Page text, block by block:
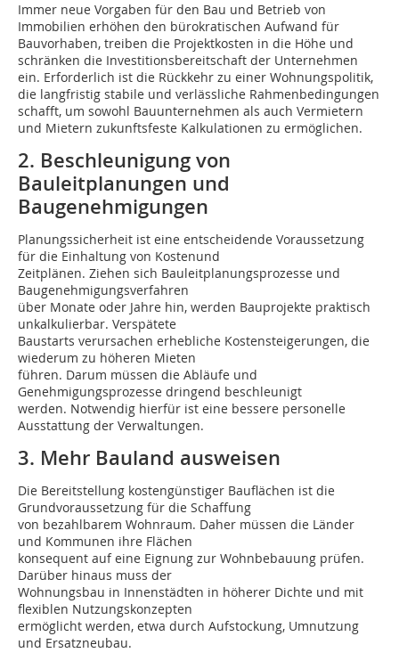
Immer neue Vorgaben für den Bau und Betrieb von
Immobilien erhöhen den bürokratischen Aufwand für
Bauvorhaben, treiben die Projektkosten in die Höhe und
schränken die Investitionsbereitschaft der Unternehmen
ein. Erforderlich ist die Rückkehr zu einer Wohnungspolitik,
die langfristig stabile und verlässliche Rahmenbedingungen
schafft, um sowohl Bauunternehmen als auch Vermietern
und Mietern zukunftsfeste Kalkulationen zu ermöglichen.
2. Beschleunigung von
Bauleitplanungen und
Baugenehmigungen
Planungssicherheit ist eine entscheidende Voraussetzung
für die Einhaltung von Kostenund
Zeitplänen. Ziehen sich Bauleitplanungsprozesse und
Baugenehmigungsverfahren
über Monate oder Jahre hin, werden Bauprojekte praktisch
unkalkulierbar. Verspätete
Baustarts verursachen erhebliche Kostensteigerungen, die
wiederum zu höheren Mieten
führen. Darum müssen die Abläufe und
Genehmigungsprozesse dringend beschleunigt
werden. Notwendig hierfür ist eine bessere personelle
Ausstattung der Verwaltungen.
3. Mehr Bauland ausweisen
Die Bereitstellung kostengünstiger Bauflächen ist die
Grundvoraussetzung für die Schaffung
von bezahlbarem Wohnraum. Daher müssen die Länder
und Kommunen ihre Flächen
konsequent auf eine Eignung zur Wohnbebauung prüfen.
Darüber hinaus muss der
Wohnungsbau in Innenstädten in höherer Dichte und mit
flexiblen Nutzungskonzepten
ermöglicht werden, etwa durch Aufstockung, Umnutzung
und Ersatzneubau.